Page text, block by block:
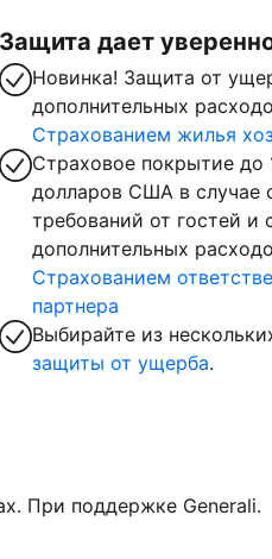
Защита дает
Новинка! Защита от
дополнительных
Страхованием жилья
Страховое покрытие до
долларов США в случае
требований от гостей и
дополнительных
Страхованием
партнера
Выбирайте из
защиты от ущерба.
При поддержке Generali.